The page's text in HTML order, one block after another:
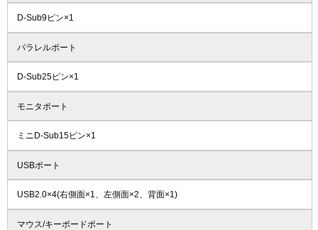
D-Sub9ピン×1
パラレルポート
D-Sub25ピン×1
モニタポート
ミニD-Sub15ピン×1
USBポート
USB2.0×4(右側面×1、左側面×2、背面×1)
マウス/キーボードポート